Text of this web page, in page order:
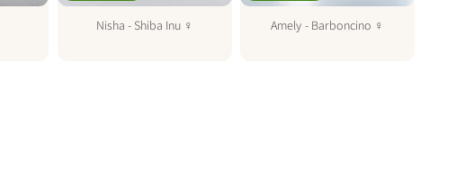
Nisha - Shiba Inu ♀ Amely - Barboncino ♀